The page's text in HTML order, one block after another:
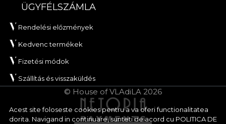
Acest site foloseste cookies pentru a va oferi functionalitatea
dorita. Navigand in continuare, sunteti de acord cu POLITICA DE
ÜGYFÉLSZÁMLA
Rendelési előzmények
Kedvenc termékek
Fizetési módok
Szállítás és visszaküldés
© House of VLAdiLA 2026